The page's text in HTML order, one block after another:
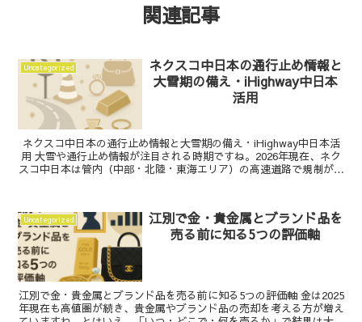
関連記事
Uncategorized
ネクスコ中日本の通行止め情報と
大雪期の備え・iHighway中日本
活用
ネクスコ中日本の通行止め情報と大雪期の備え・iHighway中日本活
用 大雪や通行止め情報が注目される時期ですね。2026年現在、ネク
スコ中日本は管内（中部・北陸・東海エリア）の高速道路で規制が増
Uncategorized
江別で金・貴金属とブランド品を
売る前に知る5つの評価軸
江別で金・貴金属とブランド品を売る前に知る5つの評価軸 金は2025
年現在も高値圏が続き、貴金属やブランド品の売却を考える方が増え